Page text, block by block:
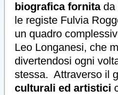
biografica fornita da
le registe Fulvia
un quadro
Leo Longanesi, che
divertendosi ogni
stessa. Attraverso il
culturali ed artistici